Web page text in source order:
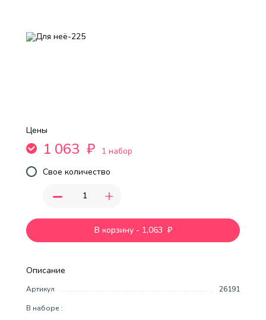
Описание
Артикул
26191
В наборе :
Цены
1 063 ₽
1 набор
Свое количество
- +
В корзину - 1,063 ₽